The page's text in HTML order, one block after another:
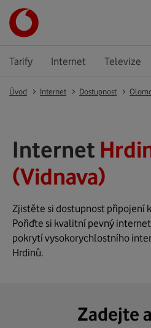
Tarify Internet Televize
Úvod Internet Dostupnost
Internet
(Vidnava)
Zjistěte si dostupnost připojení
Pořiďte si kvalitní pevný
pokrytí vysokorychlostního
Hrdinů.
Zadejte